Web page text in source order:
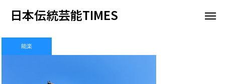
日本伝統芸能TIMES
能楽